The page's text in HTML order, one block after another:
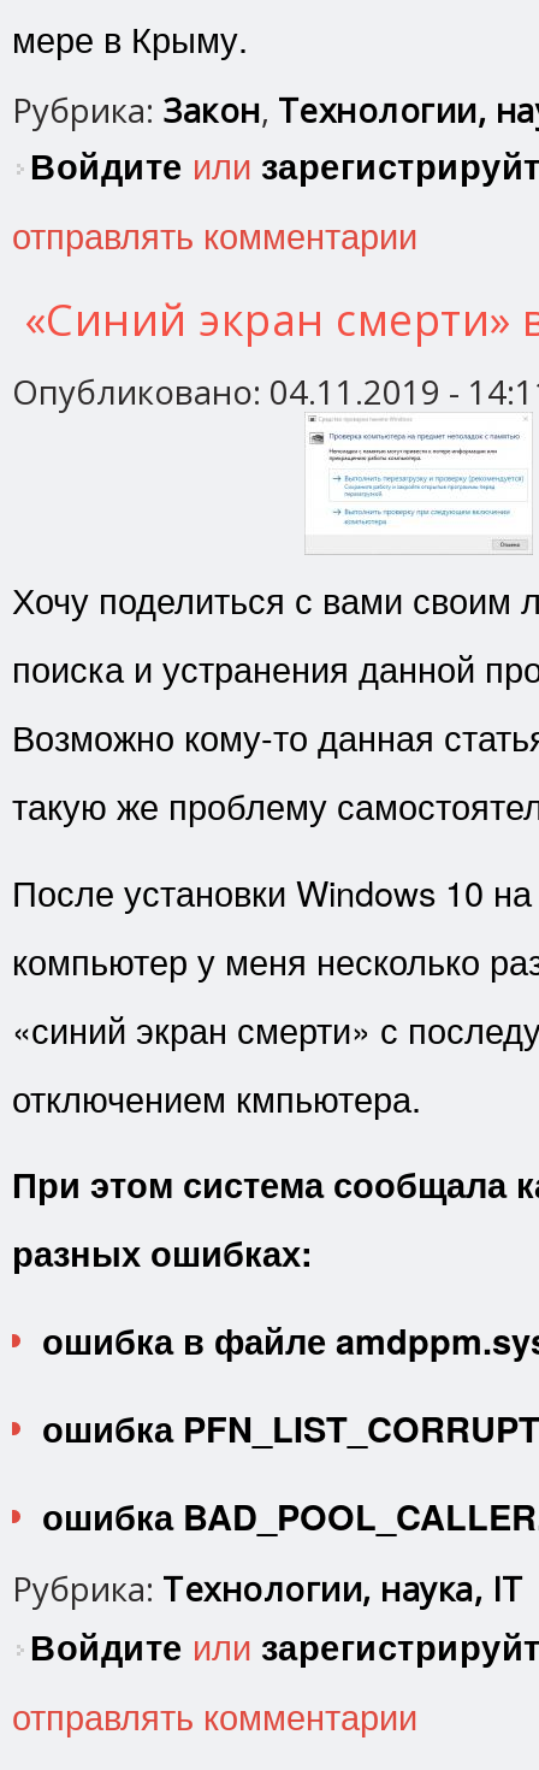
мере в Крыму.
Рубрика: Закон, Технологии,
Войдите или
отправлять комментарии
«Синий экран смерти»
Опубликовано: 04.11.2019 -
Хочу поделиться с вами
поиска и устранения данной
Возможно кому-то данная
такую же проблему
После установки Windows 10
компьютер у меня несколько
«синий экран смерти» с
отключением кмпьютера.
При этом система сообщала
разных ошибках:
ошибка в файле
ошибка
ошибка
Рубрика: Технологии, наука, IT
Войдите или
отправлять комментарии